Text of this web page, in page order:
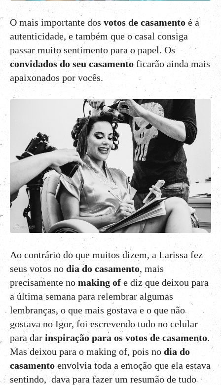
O mais importante dos votos de casamento é a
autenticidade, e também que o casal consiga
passar muito sentimento para o papel. Os
convidados do seu casamentoficarão ainda mais
apaixonados por vocês.
Ao contrário do que muitos dizem, a Larissa fez
seus votos no dia do casamento, mais
precisamente nomaking ofe diz que deixou para
a última semana para relembrar algumas
lembranças, o que mais gostava e o que não
gostava no Igor, foi escrevendo tudo no celular
para dar inspiração para os votos de casamento.
Mas deixou para o making of, pois nodia do
casamento envolvia toda a emoção que ela estava
sentindo, dava para fazer um resumão de tudo